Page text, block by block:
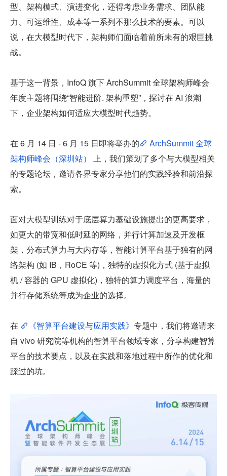
型、架构模式、演进变化，还得考虑业务需求、团队能
力、可运维性、成本等一系列不那么技术的要素。可以
说，在大模型时代下，架构师们面临着前所未有的艰巨挑
战。
基于这一背景，InfoQ 旗下 ArchSummit 全球架构师峰会
年度主题将围绕“智能进阶. 架构重塑”，探讨在 AI 浪潮
下，企业架构如何适应大模型时代趋势。
在 6 月 14 日 - 6 月 15 日即将举办的
ArchSummit 全球
架构师峰会（深圳站） 上，我们策划了多个与大模型相关
的专题论坛，邀请各界专家分享他们的实践经验和前沿探
索。
面对大模型训练对于底层算力基础设施提出的更高要求，
如更大的带宽和低时延的网络，并行计算加速及开发框
架，分布式算力与大内存等，智能计算平台基于独有的网
络架构 (如 IB，RoCE 等)，独特的虚拟化方式 (基于虚拟
机 / 容器的 GPU 虚拟化)，独特的算力调度平台，海量的
并行存储系统等成为企业的选择。
在 《智算平台建设与应用实践》 专题中，我们将邀请来
自 vivo 研究院等机构的智算平台领域专家，分享构建智算
平台的技术要点，以及在实践和落地过程中所作的优化和
踩过的坑。